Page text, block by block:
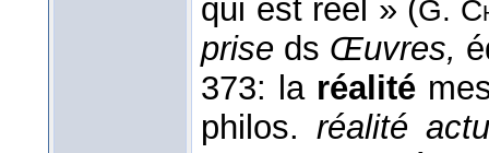
qui est réel » (G.
prise ds Œuvres,
373: la réalité
philos.réalité